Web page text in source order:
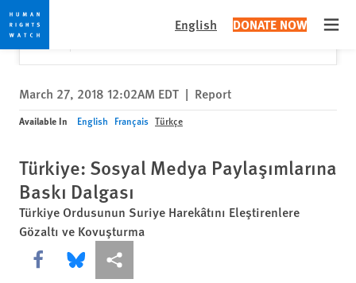
Skip
to
cookie
privacy
notice
Skip
to
main
content
English DONATE NOW
Would you like to read this page in English?
Yes
✕
March 27, 2018 12:02AM EDT | Report
Available In English Français Türkçe
Türkiye: Sosyal Medya Paylaşımlarına
Baskı Dalgası
Türkiye Ordusunun Suriye Harekâtını Eleştirenlere
Gözaltı ve Kovuşturma
Share this via Facebook
Share this via Bluesky
More sharing options